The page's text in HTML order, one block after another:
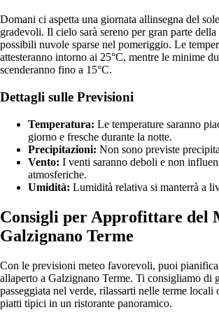
Domani ci aspetta una giornata allinsegna del
gradevoli. Il cielo sarà sereno per gran parte
possibili nuvole sparse nel pomeriggio. Le
attesteranno intorno ai 25°C, mentre le minime
scenderanno fino a 15°C.
Dettagli sulle Previsioni
Temperatura: Le temperature saranno
giorno e fresche durante la notte.
Precipitazioni: Non sono previste
Vento: I venti saranno deboli e non
atmosferiche.
Umidità: Lumidità relativa si manterrà a
Consigli per Approfittare del
Galzignano Terme
Con le previsioni meteo favorevoli, puoi
allaperto a Galzignano Terme. Ti consigliamo di
passeggiata nel verde, rilassarti nelle terme locali
piatti tipici in un ristorante panoramico.